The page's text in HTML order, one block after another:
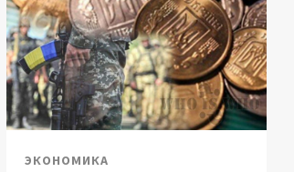
ЭКОНОМИКА